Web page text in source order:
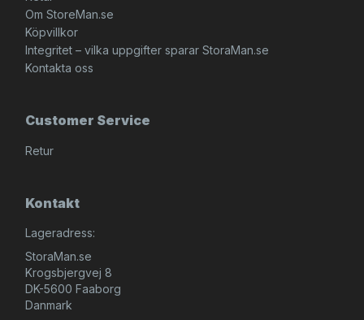
Om StoreMan.se
Köpvillkor
Integritet – vilka uppgifter sparar StoraMan.se
Kontakta oss
Customer Service
Retur
Kontakt
Lageradress:
StoraMan.se
Krogsbjergvej 8
DK-5600 Faaborg
Danmark